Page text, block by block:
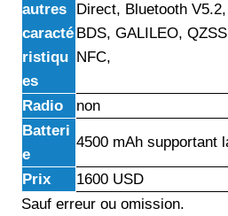
autres
caracté
ristiqu
es
Direct, Bluetooth
BDS, GALILEO,
NFC,
Radio
non
Batteri
e
4500 mAh supportant
Prix
1600 USD
Sauf erreur ou omission.